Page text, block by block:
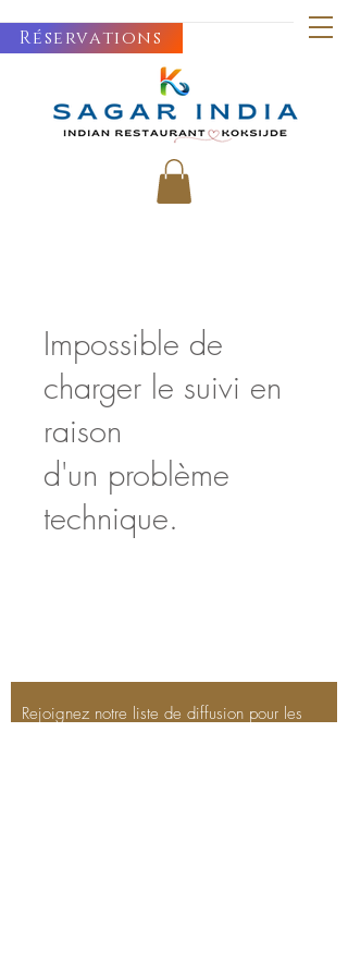
Réservations
Impossible de
charger le suivi en
raison
d'un problème
technique.
Rejoignez notre liste de diffusion pour les